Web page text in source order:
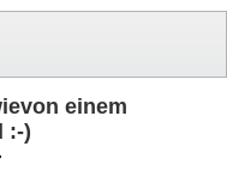
einem
:-)